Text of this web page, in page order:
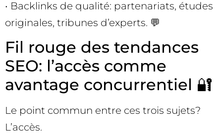
• Backlinks de qualité: partenariats, études
originales, tribunes d’experts. 💬
Fil rouge des tendances
SEO: l’accès comme
avantage concurrentiel 🔐
Le point commun entre ces trois sujets?
L’accès.